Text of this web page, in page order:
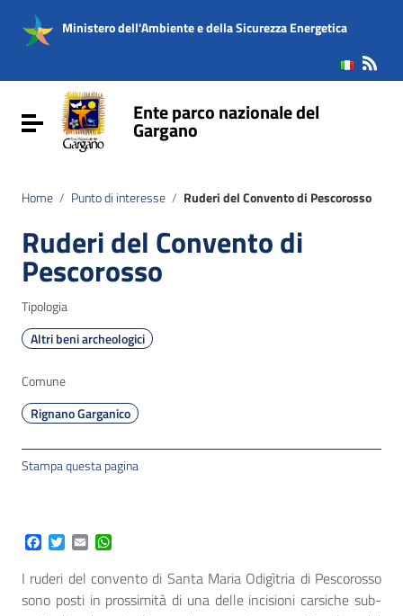
Vai al menu di navigazione
Vai al footer
Ministero dell'Ambiente e della Sicurezza Energetica
Attiva / disattiva la navigazioneEnte parco nazionale del
Gargano
Home / Punto di interesse / Ruderi del Convento di Pescorosso
Ruderi del Convento di
Pescorosso
Tipologia
Altri beni archeologici
Comune
Rignano Garganico
Stampa questa pagina
Facebook
Twitter
Email
I ruderi del convento di Santa Maria Odigìtria di Pescorosso
sono posti in prossimità di una delle incisioni carsiche sub-